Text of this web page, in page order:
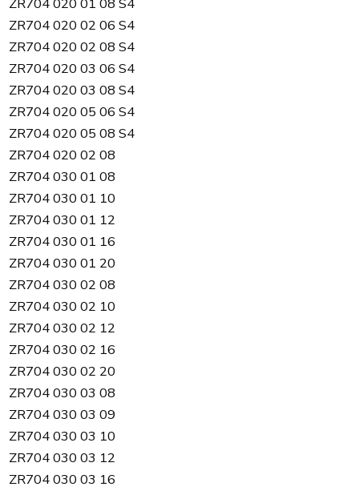
ZR704 020 02 06 S4
ZR704 020 02 08 S4
ZR704 020 03 06 S4
ZR704 020 03 08 S4
ZR704 020 05 06 S4
ZR704 020 05 08 S4
ZR704 020 02 08
ZR704 030 01 08
ZR704 030 01 10
ZR704 030 01 12
ZR704 030 01 16
ZR704 030 01 20
ZR704 030 02 08
ZR704 030 02 10
ZR704 030 02 12
ZR704 030 02 16
ZR704 030 02 20
ZR704 030 03 08
ZR704 030 03 09
ZR704 030 03 10
ZR704 030 03 12
ZR704 030 03 16